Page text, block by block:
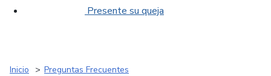
Presente su queja
Inicio
Preguntas Frecuentes